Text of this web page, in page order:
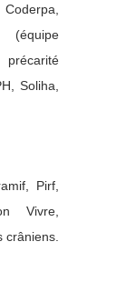
(équipe
Soliha,
Pirf,
Vivre,
crâniens.